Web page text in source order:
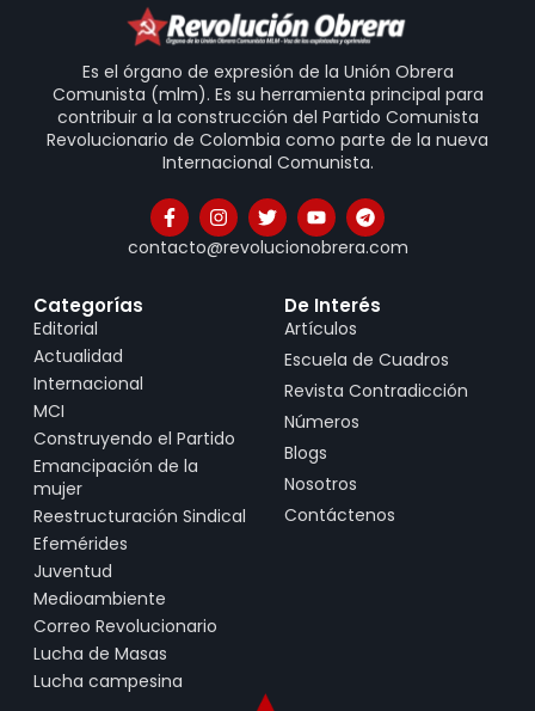
Es el órgano de expresión de la Unión Obrera
Comunista (mlm). Es su herramienta principal para
contribuir a la construcción del Partido Comunista
Revolucionario de Colombia como parte de la nueva
Internacional Comunista.
contacto@revolucionobrera.com
Categorías
Editorial
Actualidad
Internacional
MCI
Construyendo el Partido
Emancipación de la
mujer
Reestructuración Sindical
Efemérides
Juventud
Medioambiente
Correo Revolucionario
Lucha de Masas
Lucha campesina
De Interés
Artículos
Escuela de Cuadros
Revista Contradicción
Números
Blogs
Nosotros
Contáctenos